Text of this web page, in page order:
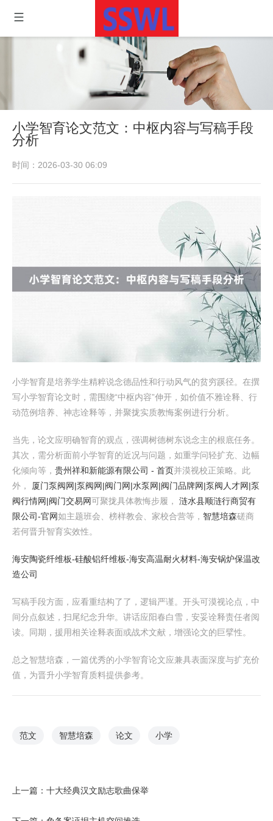
小学智育论文范文：中枢内容与写稿手段
分析
时间：2026-03-30 06:09
小学智育是培养学生精粹说念德品性和行动风气的贫穷蹊径。在撰
写小学智育论文时，需围绕“中枢内容”伸开，如价值不雅诠释、行
动范例培养、神志诠释等，并聚拢实质教悔案例进行分析。
当先，论文应明确智育的观点，强调树德树东说念主的根底任务。
其次，需分析面前小学智育的近况与问题，如重学问轻扩充、边幅
化倾向等， 贵州祥和新能源有限公司 - 首页并漠视校正策略。此
外，
厦门泵阀网|泵阀网|阀门网|水泵网|阀门品牌网|泵阀人才网|泵
阀行情网|阀门交易网可聚拢具体教悔步履， 涟水县顺涟行商贸有
限公司-官网如主题班会、榜样教会、家校合营等， 智慧培森磋商
若何晋升智育实效性。
海安陶瓷纤维板-硅酸铝纤维板-海安高温耐火材料-海安锅炉保温改
造公司
写稿手段方面，应看重结构了了，逻辑严谨。开头可漠视论点，中
间分点叙述，扫尾纪念升华。讲话应阳春白雪，安妥诠释责任者阅
读。同期，援用相关诠释表面或战术文献，增强论文的巨擘性。
总之智慧培森，一篇优秀的小学智育论文应兼具表面深度与扩充价
值，为晋升小学智育质料提供参考。
范文 智慧培森 论文 小学
上一篇： 十大经典汉文励志歌曲保举